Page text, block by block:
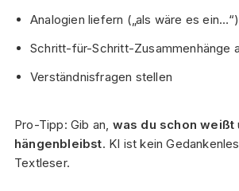
Analogien liefern („als wäre es ein…“)
Schritt-für-Schritt-Zusammenhänge
Verständnisfragen stellen
Pro-Tipp: Gib an, was du schon weißt
hängenbleibst. KI ist kein
Textleser.